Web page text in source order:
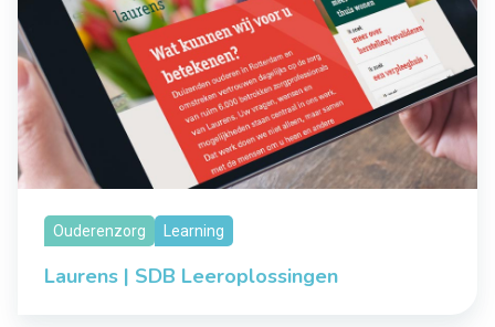
Ouderenzorg Learning
Laurens | SDB Leeroplossingen